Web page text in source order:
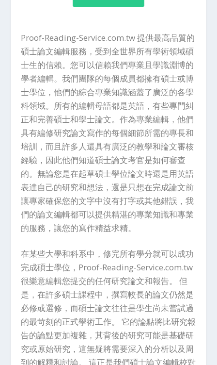
Proof-Reading-Service.com.tw 提供最高品質的
碩士論文編輯服務，受到全世界所有學術領域碩
士生的信賴。您可以信賴我們專業且學識淵博的
學者編輯。我們團隊的每個成員都擁有碩士或博
士學位，他們的綜合專業知識涵蓋了廣泛的各學
科領域。所有的編輯母語都是英語，有些專門糾
正和完善碩士和學士論文。作為專業編輯，他們
具有編修研究論文寫作的每個細節所需的專長和
培訓，而且許多人還具有廣泛的教學和論文審核
經驗，因此他們知道碩士論文考官是如何審查
的。無論您是在起草碩士學位論文時還是用英語
表達自己的研究和想法，還是只想在完成論文前
讓專家確保您的文字中沒有打字或其他錯誤，我
們的論文編輯都可以提供精湛的專業知識和專業
的服務，讓您的寫作精益求精。
在某些大學和科系中，修完所有學分就可以成功
完成碩士學位，Proof-Reading-Service.com.tw
很樂意編輯您提交的任何研究論文和報告。 但
是，在許多碩士課程中，撰寫較長的論文仍然是
必修或選修，而碩士論文往往是學生尚未嘗試過
的最苛刻的正式學術工作。 它的論點將比研究報
告的論點更加複雜，其背後的研究可能是基礎研
究或原始研究，這無疑將需要深入的分析以及周
到的解釋和討論。 這正是我們碩士論文編輯校對